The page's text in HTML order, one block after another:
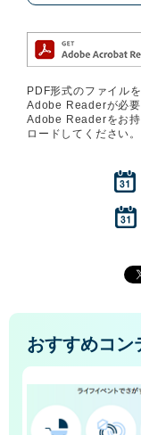
PDF形式のファイル
Adobe Readerが必要
Adobe Readerをお持
ロードしてください。
おすすめコン